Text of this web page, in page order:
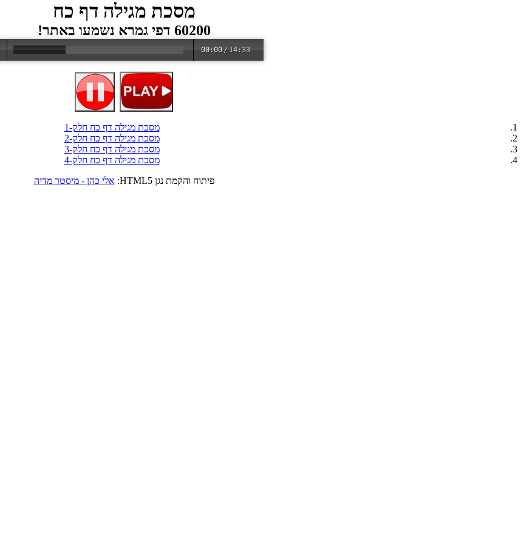
מסכת מגילה דף כח
60200 דפי גמרא נשמעו באתר!
00:00 / 14:33
מסכת מגילה דף כח חלק-1
מסכת מגילה דף כח חלק-2
מסכת מגילה דף כח חלק-3
מסכת מגילה דף כח חלק-4
פיתוח והקמת נגן HTML5:
אלי כהן - מיסטר מדיה